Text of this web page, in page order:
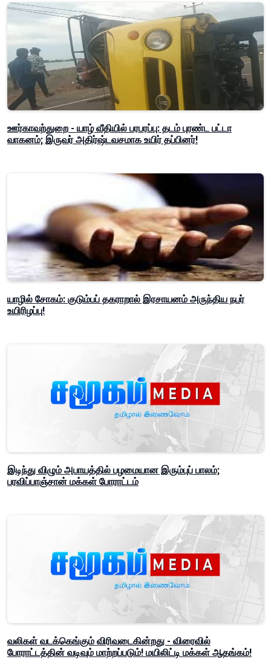
ஊர்காவற்துறை - யாழ் வீதியில் பரபரப்பு: தடம் புரண்ட பட்டா
வாகனம்; இருவர் அதிர்ஷ்டவசமாக உயிர் தப்பினர்!
யாழில் சோகம்: குடும்பப் தகராறால் இரசாயனம் அருந்திய நபர்
உயிரிழப்பு!
இடிந்து விழும் அபாயத்தில் பழமையான இரும்புப் பாலம்;
பரவிப்பாஞ்சான் மக்கள் போராட்டம்
வலிகள் வடக்கெங்கும் விரிவடைகின்றது - விரைவில்
போராட்டத்தின் வடிவும் மாற்றப்படும்! மயிலிட்டி மக்கள் ஆதங்கம்!